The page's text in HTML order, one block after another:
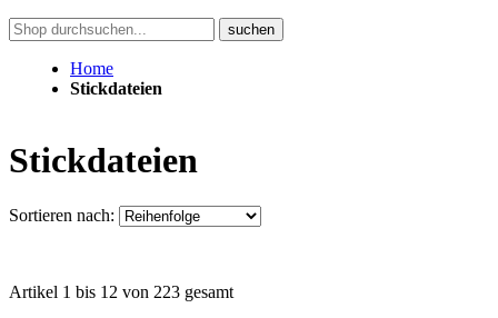
suchen
Home
Stickdateien
Stickdateien
Sortieren nach:
Artikel 1 bis 12 von 223 gesamt